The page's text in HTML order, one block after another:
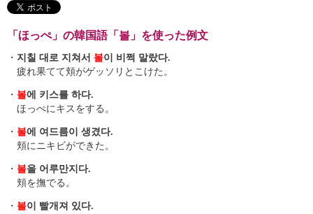
「ほっぺ」の韓国語「볼」を使った例文
・ 지칠 대로 지쳐서 볼이 비쩍 말랐다.
疲れ果てて頬がゲッソリとこけた。
・ 볼에 키스를 하다.
ほっぺにキスをする。
・ 볼에 여드름이 생겼다.
頬にニキビができた。
・ 볼을 어루만지다.
頬を撫でる。
・ 볼이 빨개져 있다.